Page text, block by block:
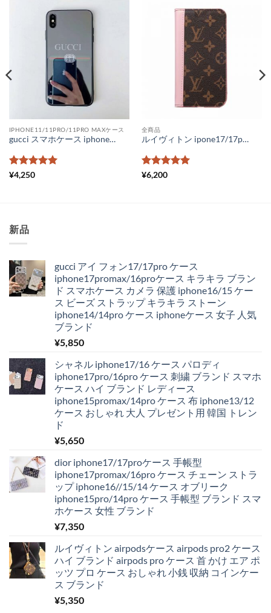
IPHONE11/11PRO/11PRO MAXケース
gucci スマホケース iphone11promax 鏡面 シャネルパロディ iPhone11 ケース ミラータイプ グッチ スマホケース iPhonex iPhonexr メンズ 通販 ハイブランド ロゴ柄 iPhonexs max ハードケース おしゃれ
5段階中
¥4,250
全商品
ルイヴィトン ipone17/17promax ケース 手帳型 iphone16/16pro/15/15proケース ヴィトン 風 iphone14pro/14pro max ケース 手帳型 ブランド ルイ ヴィトン iphone13 ケース コピー iPhone13promaxケース モノグラム ダミエ
5段階中
¥6,200
新品
gucci アイ フォン17/17pro ケース
iphone17promax/16proケース キラキラ ブラン
ド スマホケース カメラ 保護 iphone16/15 ケー
ス ビーズ ストラップ キラキラ ストーン
iphone14/14pro ケース iphoneケース 女子 人気
ブランド
¥5,850
シャネル iphone17/16 ケース パロディ
iphone17pro/16pro ケース 刺繍 ブランド スマホ
ケース ハイ ブランド レディース
iphone15promax/14pro ケース 布 iphone13/12
ケース おしゃれ 大人 プレゼント用 韓国 トレン
ド
¥5,650
dior iphone17/17proケース 手帳型
iphone17promax/16pro ケース チェーン ストラ
ップ iphone16//15/14 ケース オブリーク
iphone15pro/14pro ケース 手帳型 ブランド スマ
ホケース 女性 ブランド
¥7,350
ルイヴィトン airpodsケース airpods pro2 ケース
ハイ ブランド airpods pro ケース 首 かけ エア ポ
ッツ プロ ケース おしゃれ 小銭 収納 コインケー
ス ブランド
¥5,350